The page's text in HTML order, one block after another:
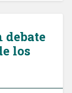
los